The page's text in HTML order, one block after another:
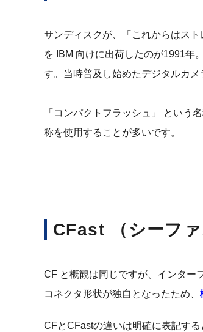
サンディスクが、「これからはス
を IBM 向けに出荷したのが1991年
す。当時普及し始めたデジタルカメ
「コンパクトフラッシュ」 という
称を使用することが多いです。
CFast （シーファ
CF と概観は同じですが、インター
コネクタ形状が独自となったため、
CFとCFastの違いは明確に表記する